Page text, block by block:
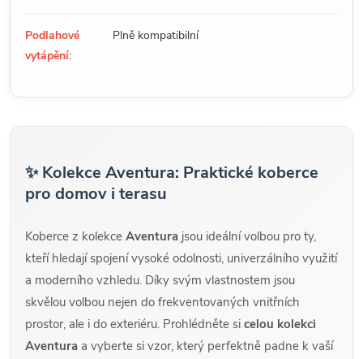
Podlahové
vytápění:
Plně kompatibilní
✨ Kolekce Aventura: Praktické koberce
pro domov i terasu
Koberce z kolekce Aventura jsou ideální volbou pro ty,
kteří hledají spojení vysoké odolnosti, univerzálního využití
a moderního vzhledu. Díky svým vlastnostem jsou
skvělou volbou nejen do frekventovaných vnitřních
prostor, ale i do exteriéru. Prohlédněte si celou kolekci
Aventura a vyberte si vzor, který perfektně padne k vaší